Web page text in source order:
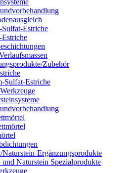
Sulfat-Estriche
Estriche
Zubehör
Sulfat-Estriche
Naturstein-Ergänzungsprodukte
und Naturstein Spezialprodukte